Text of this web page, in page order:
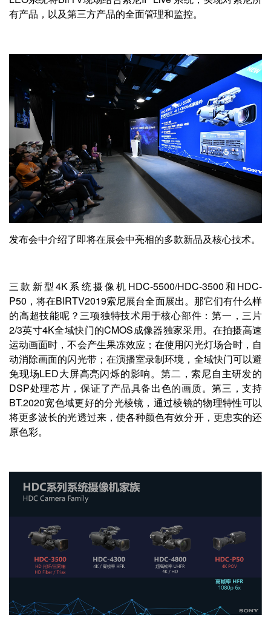
有产品，以及第三方产品的全面管理和监控。
发布会中介绍了即将在展会中亮相的多款新品及核心技术。
三款新型4K系统摄像机HDC-5500/HDC-3500和HDC-
P50，将在BIRTV2019索尼展台全面展出。那它们有什么样
的高超技能呢？三项独特技术用于核心部件：第一，三片
2/3英寸4K全域快门的CMOS成像器独家采用。在拍摄高速
运动画面时，不会产生果冻效应；在使用闪光灯场合时，自
动消除画面的闪光带；在演播室录制环境，全域快门可以避
免现场LED大屏高亮闪烁的影响。第二，索尼自主研发的
DSP处理芯片，保证了产品具备出色的画质。第三，支持
BT.2020宽色域更好的分光棱镜，通过棱镜的物理特性可以
将更多波长的光透过来，使各种颜色有效分开，更忠实的还
原色彩。